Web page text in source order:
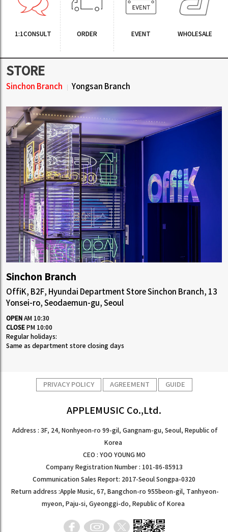
1:1CONSULT ORDER EVENT WHOLESALE
STORE
Sinchon Branch Yongsan Branch
Sinchon Branch
OffiK, B2F, Hyundai Department Store Sinchon Branch, 13
Yonsei-ro, Seodaemun-gu, Seoul
OPEN AM 10:30
CLOSE PM 10:00
Regular holidays:
Same as department store closing days
PRIVACY POLICY AGREEMENT GUIDE
APPLEMUSIC Co.,Ltd.
Address : 3F, 24, Nonhyeon-ro 99-gil, Gangnam-gu, Seoul, Republic of
Korea
CEO : YOO YOUNG MO
Company Registration Number : 101-86-85913
Communication Sales Report: 2017-Seoul Songpa-0320
Return address :Apple Music, 67, Bangchon-ro 955beon-gil, Tanhyeon-
myeon, Paju-si, Gyeonggi-do, Republic of Korea